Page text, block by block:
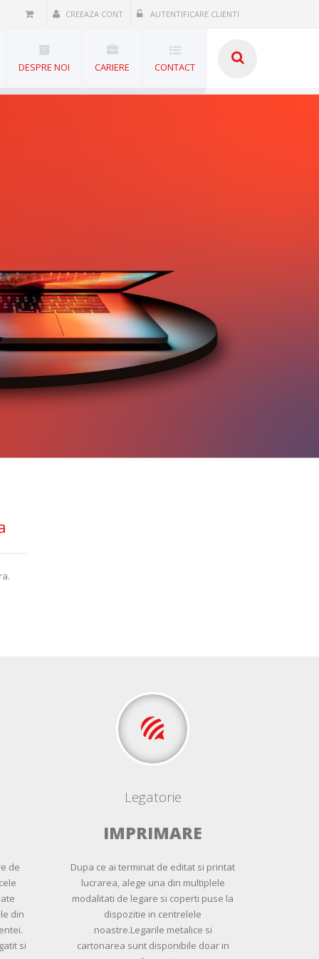
CREEAZA CONT AUTENTIFICARE CLIENTI
DESPRE NOI CARIERE CONTACT
de
din
si
Legatorie
IMPRIMARE
Dupa ce ai terminat de editat si printat
lucrarea, alege una din multiplele
modalitati de legare si coperti puse la
dispozitie in centrelele
noastre.Legarile metalice si
cartonarea sunt disponibile doar in